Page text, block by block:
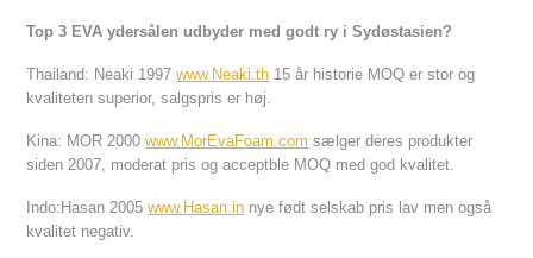
Top 3 EVA ydersålen udbyder med godt ry i Sydøstasien?
Thailand: Neaki 1997www.Neaki.th 15 år historie MOQ er stor og
kvaliteten superior, salgspris er høj.
Kina: MOR 2000www.MorEvaFoam.com sælger deres produkter
siden 2007, moderat pris og acceptble MOQ med god kvalitet.
Indo:Hasan 2005www.Hasan.in nye født selskab pris lav men også
kvalitet negativ.